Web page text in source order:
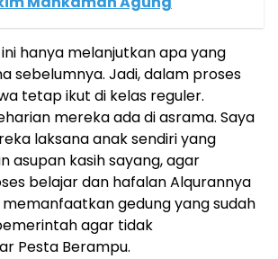
ini hanya melanjutkan apa yang
sebelumnya. Jadi, dalam proses
tetap ikut di kelas reguler.
mereka ada di asrama. Saya
laksana anak sendiri yang
asupan kasih sayang, agar
belajar dan hafalan Alqurannya
gedung yang sudah
agar tidak
Pesta Berampu.